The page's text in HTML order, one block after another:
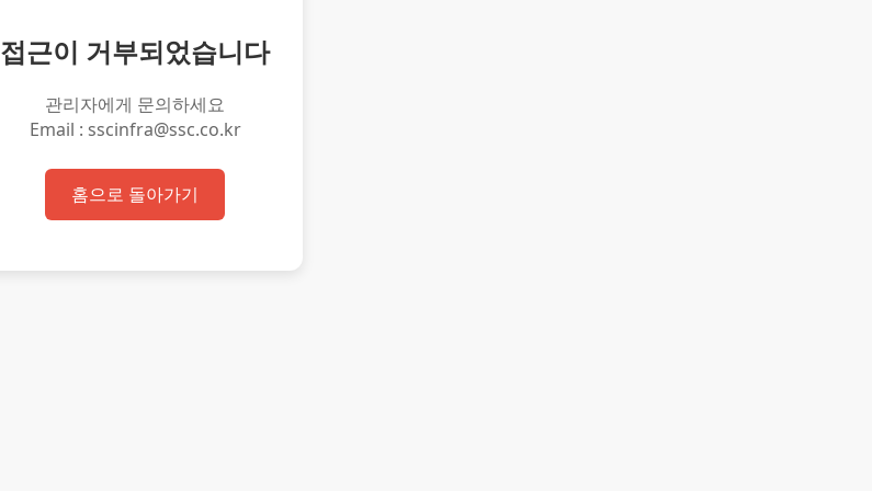
접근이 거부되었습니다
관리자에게 문의하세요
Email : sscinfra@ssc.co.kr
홈으로 돌아가기